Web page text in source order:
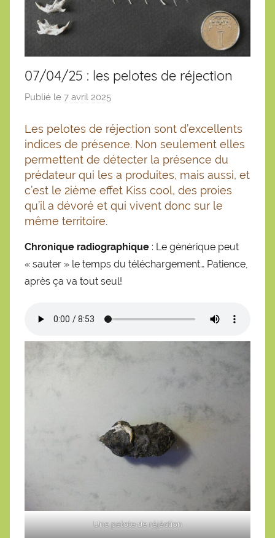
07/04/25 : les pelotes de réjection
Publié le 7 avril 2025
r
S
é
b
a
s
Les pelotes de réjection sont d’excellents
indices de présence. Non seulement elles
permettent de détecter la présence du
prédateur qui les a produites, mais aussi, et
c’est le 2ième effet Kiss cool, des proies
qu’il a dévoré et qui vivent donc sur le
même territoire.
Chronique radiographique : Le générique peut
« sauter » le temps du téléchargement… Patience,
après ça va tout seul!
Une pelote de réjéction